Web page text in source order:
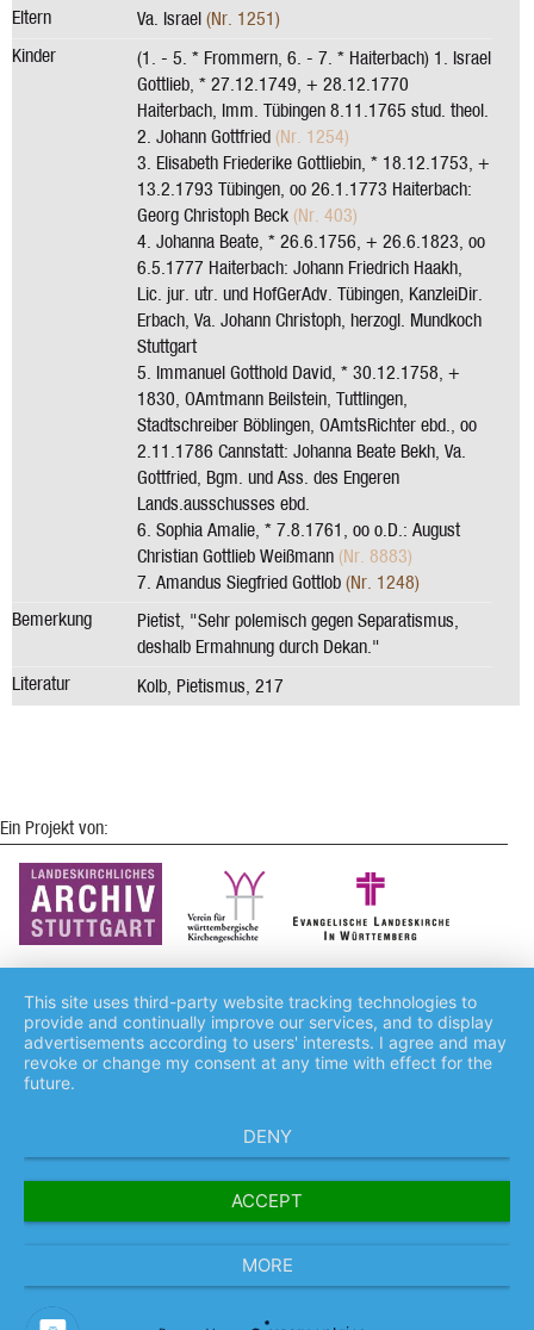
Eltern
Va. Israel(Nr. 1251)
Kinder
(1. - 5. * Frommern, 6. - 7. * Haiterbach) 1. Israel
Gottlieb, * 27.12.1749, + 28.12.1770
Haiterbach, Imm. Tübingen 8.11.1765 stud. theol.
2. Johann Gottfried (Nr. 1254)
3. Elisabeth Friederike Gottliebin, * 18.12.1753, +
13.2.1793 Tübingen, oo 26.1.1773 Haiterbach:
Georg Christoph Beck (Nr. 403)
4. Johanna Beate, * 26.6.1756, + 26.6.1823, oo
6.5.1777 Haiterbach: Johann Friedrich Haakh,
Lic. jur. utr. und HofGerAdv. Tübingen, KanzleiDir.
Erbach, Va. Johann Christoph, herzogl. Mundkoch
Stuttgart
5. Immanuel Gotthold David, * 30.12.1758, +
1830, OAmtmann Beilstein, Tuttlingen,
Stadtschreiber Böblingen, OAmtsRichter ebd., oo
2.11.1786 Cannstatt: Johanna Beate Bekh, Va.
Gottfried, Bgm. und Ass. des Engeren
Lands.ausschusses ebd.
6. Sophia Amalie, * 7.8.1761, oo o.D.: August
Christian Gottlieb Weißmann (Nr. 8883)
7. Amandus Siegfried Gottlob(Nr. 1248)
Bemerkung
Pietist, "Sehr polemisch gegen Separatismus,
deshalb Ermahnung durch Dekan."
Literatur
Kolb, Pietismus, 217
Ein Projekt von:
Impressum Kontakt Datenschutz
This site uses third-party website tracking technologies to
provide and continually improve our services, and to display
advertisements according to users' interests. I agree and may
revoke or change my consent at any time with effect for the
future.
DENY
ACCEPT
MORE